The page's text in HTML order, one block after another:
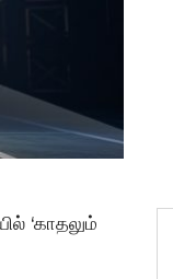
‘காதலும்